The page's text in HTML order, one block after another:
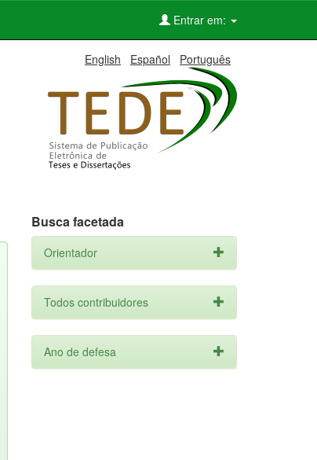
Entrar em:
English Español Português
Busca facetada
Orientador
Todos contribuidores
Ano de defesa